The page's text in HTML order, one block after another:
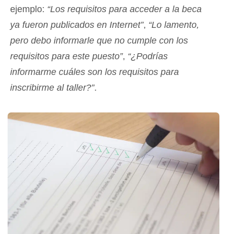
ejemplo: “Los requisitos para acceder a la beca
ya fueron publicados en Internet”, “Lo lamento,
pero debo informarle que no cumple con los
requisitos para este puesto”, “¿Podrías
informarme cuáles son los requisitos para
inscribirme al taller?”.